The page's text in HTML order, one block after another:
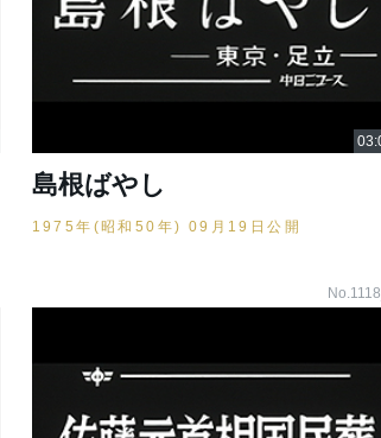
島根ばやし
1975年(昭和50年) 09月19日公開